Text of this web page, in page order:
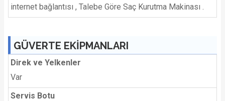
internet bağlantısı , Talebe Göre Saç Kurutma Makinası .
GÜVERTE EKİPMANLARI
Direk ve Yelkenler
Var
Servis Botu